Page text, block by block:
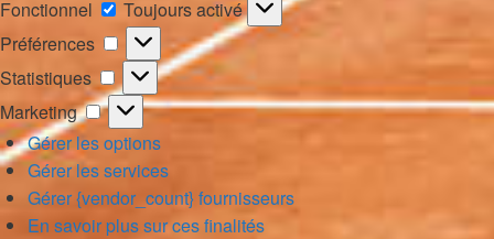
Fonctionnel
Toujours activé
Préférences
Préférences
Statistiques
Statistiques
Marketing
Marketing
Gérer les options
Gérer les services
Gérer {vendor_count} fournisseurs
En savoir plus sur ces finalités